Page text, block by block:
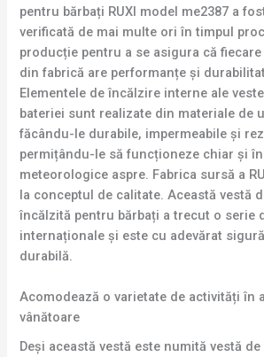
pentru bărbați RUXI model me2387 a
verificată de mai multe ori în timpul
producție pentru a se asigura că fiecare
din fabrică are performanțe și
Elementele de încălzire interne ale
bateriei sunt realizate din materiale de
făcându-le durabile, impermeabile și
permițându-le să funcționeze chiar și
meteorologice aspre. Fabrica sursă a
la conceptul de calitate. Această vestă
încălzită pentru bărbați a trecut o serie
internaționale și este cu adevărat
durabilă.
Acomodează o varietate de activități în
vânătoare
Deși această vestă este numită vestă